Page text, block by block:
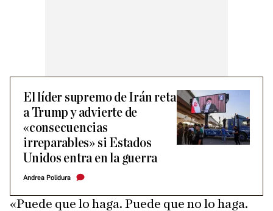
El líder supremo de Irán reta
a Trump y advierte de
«consecuencias
irreparables» si Estados
Unidos entra en la guerra
Andrea Polidura
«Puede que lo haga. Puede que no lo haga.